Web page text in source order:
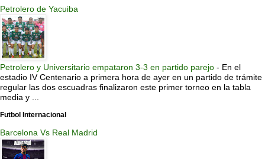
Petrolero de Yacuiba
Petrolero y Universitario empataron 3-3 en partido parejo - En el
estadio IV Centenario a primera hora de ayer en un partido de trámite
regular las dos escuadras finalizaron este primer torneo en la tabla
media y ...
Futbol Internacional
Barcelona Vs Real Madrid